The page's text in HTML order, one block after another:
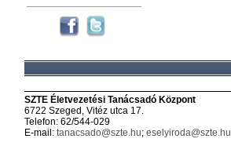
SZTE Életvezetési Tanácsadó Központ
6722 Szeged, Vitéz utca 17.
Telefon: 62/544-029
E-mail: tanacsado@szte.hu; eselyiroda@szte.hu